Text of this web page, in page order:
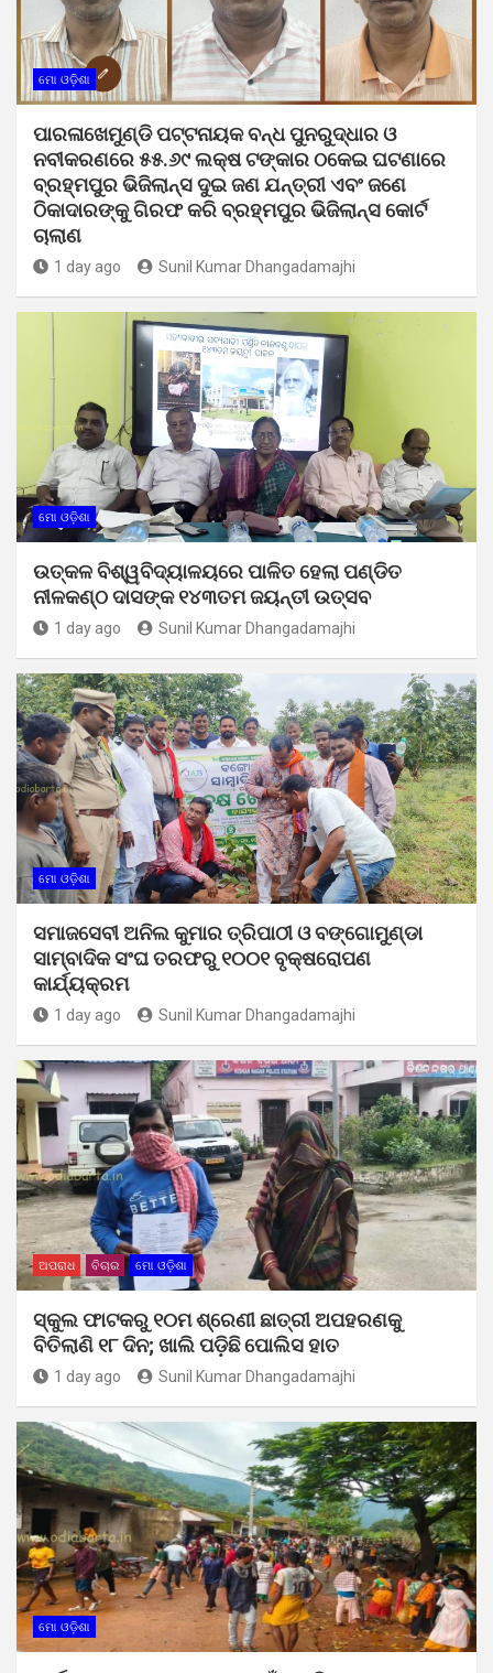
ମୋ ଓଡ଼ିଶା
ପାରଳାଖେମୁଣ୍ଡି ପଟ୍ଟନାୟକ ବନ୍ଧ ପୁନରୁଦ୍ଧାର ଓ
ନବୀକରଣରେ ୫୫.୬୯ ଲକ୍ଷ ଟଙ୍କାର ଠକେଇ ଘଟଣାରେ
ବ୍ରହ୍ମପୁର ଭିଜିଲାନ୍ସ ଦୁଇ ଜଣ ଯନ୍ତ୍ରୀ ଏବଂ ଜଣେ
ଠିକାଦାରଙ୍କୁ ଗିରଫ କରି ବ୍ରହ୍ମପୁର ଭିଜିଲାନ୍ସ କୋର୍ଟ
ଚାଲାଣ
1 day ago Sunil Kumar Dhangadamajhi
ମୋ ଓଡ଼ିଶା
ଉତ୍କଳ ବିଶ୍ୱବିଦ୍ୟାଳୟରେ ପାଳିତ ହେଲା ପଣ୍ଡିତ
ନୀଳକଣ୍ଠ ଦାସଙ୍କ ୧୪୩ତମ ଜୟନ୍ତୀ ଉତ୍ସବ
1 day ago Sunil Kumar Dhangadamajhi
ମୋ ଓଡ଼ିଶା
ସମାଜସେବୀ ଅନିଲ କୁମାର ତ୍ରିପାଠୀ ଓ ବଙ୍ଗୋମୁଣ୍ଡା
ସାମ୍ବାଦିକ ସଂଘ ତରଫରୁ ୧୦୦୧ ବୃକ୍ଷରୋପଣ
କାର୍ଯ୍ୟକ୍ରମ
1 day ago Sunil Kumar Dhangadamajhi
ଅପରାଧ ବିଚାର ମୋ ଓଡ଼ିଶା
ସ୍କୁଲ ଫାଟକରୁ ୧୦ମ ଶ୍ରେଣୀ ଛାତ୍ରୀ ଅପହରଣକୁ
ବିତିଲାଣି ୧୮ ଦିନ; ଖାଲି ପଡ଼ିଛି ପୋଲିସ ହାତ
1 day ago Sunil Kumar Dhangadamajhi
ମୋ ଓଡ଼ିଶା